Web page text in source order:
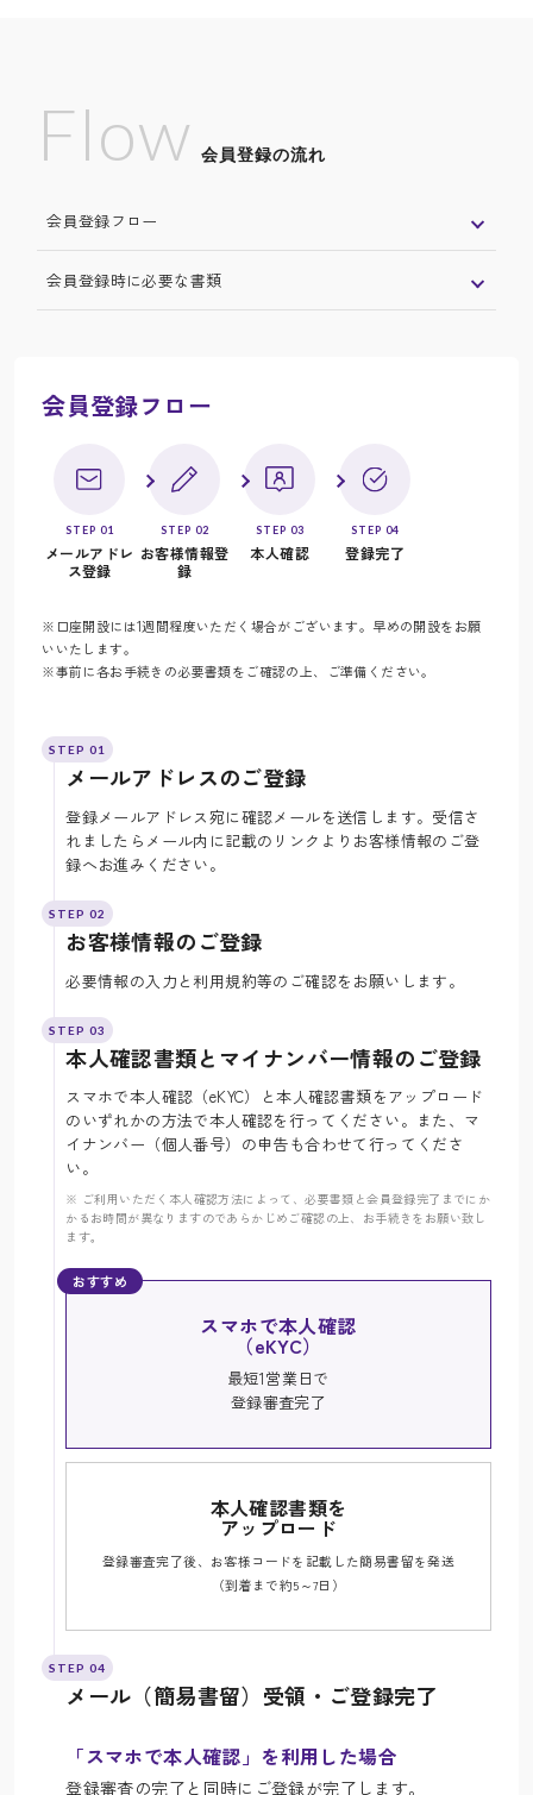
Flow 会員登録の流れ
会員登録フロー
会員登録時に必要な書類
会員登録フロー
STEP 01
メールアドレ
ス登録
STEP 02
お客様情報登
録
STEP 03
本人確認
STEP 04
登録完了
※口座開設には1週間程度いただく場合がございます。早めの開設をお願
いいたします。
※事前に各お手続きの必要書類をご確認の上、ご準備ください。
STEP 01
メールアドレスのご登録
登録メールアドレス宛に確認メールを送信します。受信さ
れましたらメール内に記載のリンクよりお客様情報のご登
録へお進みください。
STEP 02
お客様情報のご登録
必要情報の入力と利用規約等のご確認をお願いします。
STEP 03
本人確認書類とマイナンバー情報のご登録
スマホで本人確認（eKYC）と本人確認書類をアップロード
のいずれかの方法で本人確認を行ってください。また、マ
イナンバー（個人番号）の申告も合わせて行ってくださ
い。
※ ご利用いただく本人確認方法によって、必要書類と会員登録完了までにか
かるお時間が異なりますのであらかじめご確認の上、お手続きをお願い致し
ます。
おすすめ
スマホで本人確認
（eKYC）
最短1営業日で
登録審査完了
本人確認書類を
アップロード
登録審査完了後、お客様コードを記載した簡易書留を発送
（到着まで約5～7日）
STEP 04
メール（簡易書留）受領・ご登録完了
「スマホで本人確認」を利用した場合
登録審査の完了と同時にご登録が完了します。